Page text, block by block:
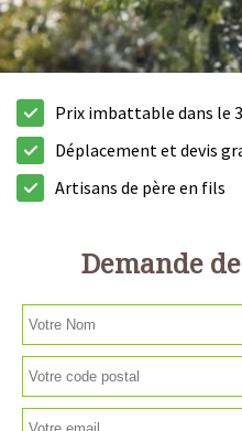
Prix imbattable dans le
Déplacement et devis
Artisans de père en fils
Demande